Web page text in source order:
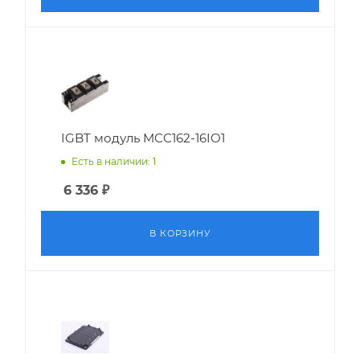
IGBT модуль MCC162-16IO1
Есть в наличии: 1
6 336 ₽
В КОРЗИНУ